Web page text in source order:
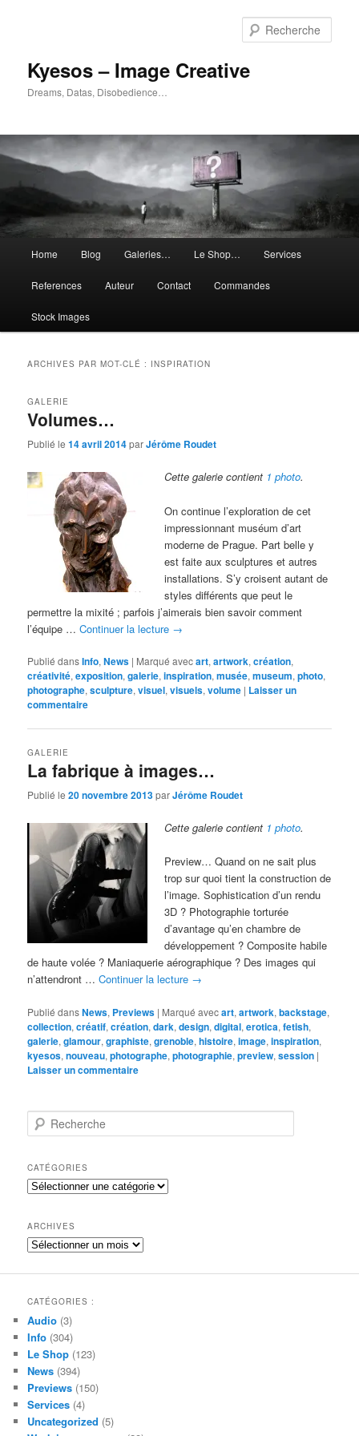
Kyesos – Image Creative
Dreams, Datas, Disobedience…
principal
Home Blog Galeries… Le Shop… Services
References Auteur Contact Commandes
Stock Images
ARCHIVES PAR MOT-CLÉ : INSPIRATION
Volumes…
GALERIE
Publié le14 avril 2014parJérôme Roudet
Cette galerie contient 1 photo.
On continue l’exploration de cet
impressionnant muséum d’art
moderne de Prague. Part belle y
est faite aux sculptures et autres
installations. S’y croisent autant de
styles différents que peut le
permettre la mixité ; parfois j’aimerais bien savoir comment
l’équipe …Continuer la lecture →
Publié dansInfo,News | Marqué avecart,artwork,création,
créativité,exposition,galerie,inspiration,musée,museum,photo,
photographe,sculpture,visuel,visuels,volume | Laisser un
commentaire
La fabrique à images…
GALERIE
Publié le20 novembre 2013parJérôme Roudet
Cette galerie contient 1 photo.
Preview… Quand on ne sait plus
trop sur quoi tient la construction de
l’image. Sophistication d’un rendu
3D ? Photographie torturée
d’avantage qu’en chambre de
développement ? Composite habile
de haute volée ? Maniaquerie aérographique ? Des images qui
n’attendront …Continuer la lecture →
Publié dansNews, Previews | Marqué avecart,artwork,backstage,
collection,créatif,création,dark,design,digital,erotica,fetish,
galerie,glamour,graphiste,grenoble,histoire,image,inspiration,
kyesos,nouveau,photographe,photographie,preview,session |
Laisser un commentaire
e
h
e
r
h
e
CATÉGORIES
Catégories
ARCHIVES
Archives
CATÉGORIES :
Audio (3)
Info (304)
Le Shop (123)
News (394)
Previews (150)
Services (4)
Uncategorized (5)